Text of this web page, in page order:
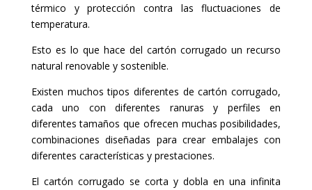
térmico y protección contra las fluctuaciones de
temperatura.
Esto es lo que hace del cartón corrugado un recurso
natural renovable y sostenible.
Existen muchos tipos diferentes de cartón corrugado,
cada uno con diferentes ranuras y perfiles en
diferentes tamaños que ofrecen muchas posibilidades,
combinaciones diseñadas para crear embalajes con
diferentes características y prestaciones.
El cartón corrugado se corta y dobla en una infinita